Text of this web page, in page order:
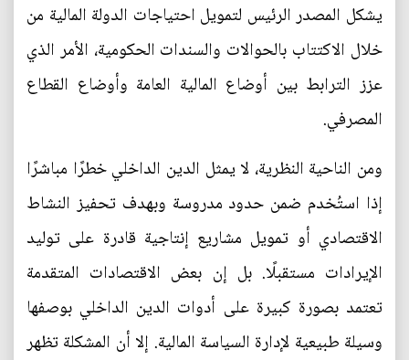
يشكل المصدر الرئيس لتمويل احتياجات الدولة المالية من
خلال الاكتتاب بالحوالات والسندات الحكومية، الأمر الذي
عزز الترابط بين أوضاع المالية العامة وأوضاع القطاع
المصرفي.
ومن الناحية النظرية، لا يمثل الدين الداخلي خطرًا مباشرًا
إذا استُخدم ضمن حدود مدروسة وبهدف تحفيز النشاط
الاقتصادي أو تمويل مشاريع إنتاجية قادرة على توليد
الإيرادات مستقبلًا. بل إن بعض الاقتصادات المتقدمة
تعتمد بصورة كبيرة على أدوات الدين الداخلي بوصفها
وسيلة طبيعية لإدارة السياسة المالية. إلا أن المشكلة تظهر